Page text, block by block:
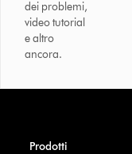
dei problemi,
video tutorial
e altro
ancora.
Prodotti